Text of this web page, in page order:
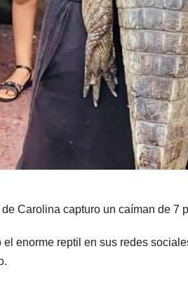
Carolina capturo un caíman de 7
enorme reptil en sus redes